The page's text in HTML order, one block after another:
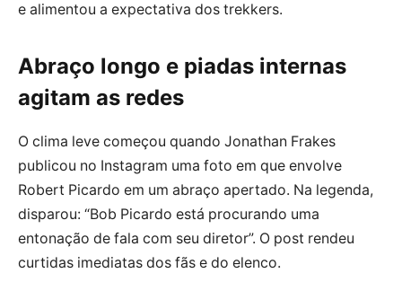
e alimentou a expectativa dos trekkers.
Abraço longo e piadas internas
agitam as redes
O clima leve começou quando Jonathan Frakes
publicou no Instagram uma foto em que envolve
Robert Picardo em um abraço apertado. Na legenda,
disparou: “Bob Picardo está procurando uma
entonação de fala com seu diretor”. O post rendeu
curtidas imediatas dos fãs e do elenco.